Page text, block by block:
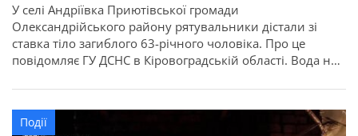
У селі Андріївка Приютівської громади
Олександрійського району рятувальники дістали зі
ставка тіло загиблого 63-річного чоловіка. Про це
повідомляє ГУ ДСНС в Кіровоградській області. Вода не
дозволених місцях, не заходьте у воду напідпитку, не
залишайте дітей без нагляду та не запливайте далеко
від берега. Бережіть себе і своїх близьких!
Події